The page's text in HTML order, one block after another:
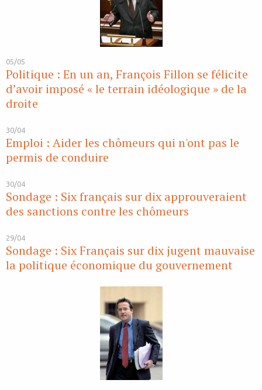
05/05
Politique : En un an, François Fillon se félicite
d’avoir imposé « le terrain idéologique » de la
droite
30/04
Emploi : Aider les chômeurs qui n'ont pas le
permis de conduire
30/04
Sondage : Six français sur dix approuveraient
des sanctions contre les chômeurs
29/04
Sondage : Six Français sur dix jugent mauvaise
la politique économique du gouvernement